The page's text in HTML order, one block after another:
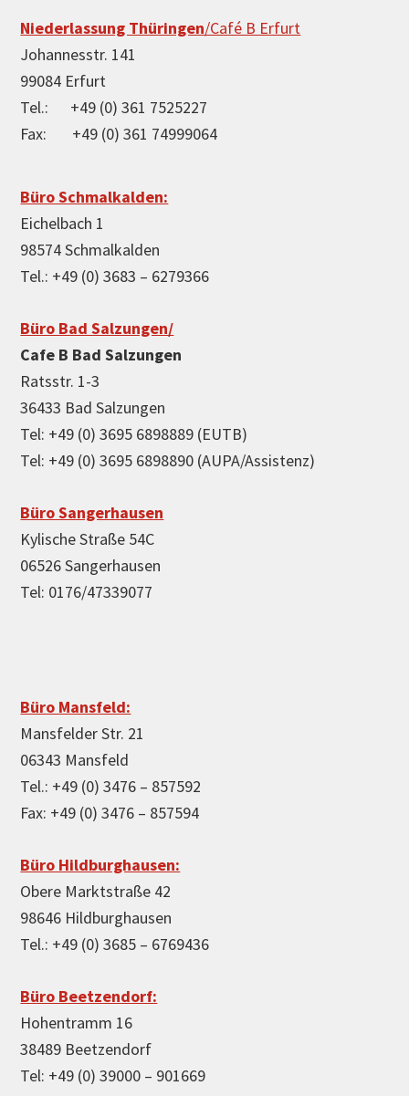
Niederlassung Thüringen/Café B Erfurt
Johannesstr. 141
99084 Erfurt
Tel.: +49 (0) 361 7525227
Fax: +49 (0) 361 74999064
Büro Schmalkalden:
Eichelbach 1
98574 Schmalkalden
Tel.: +49 (0) 3683 – 6279366
Büro Bad Salzungen/
Cafe B Bad Salzungen
Ratsstr. 1-3
36433 Bad Salzungen
Tel: +49 (0) 3695 6898889 (EUTB)
Tel: +49 (0) 3695 6898890 (AUPA/Assistenz)
Büro Sangerhausen
Kylische Straße 54C
06526 Sangerhausen
Tel: 0176/47339077
Büro Mansfeld:
Mansfelder Str. 21
06343 Mansfeld
Tel.: +49 (0) 3476 – 857592
Fax: +49 (0) 3476 – 857594
Büro Hildburghausen:
Obere Marktstraße 42
98646 Hildburghausen
Tel.: +49 (0) 3685 – 6769436
Büro Beetzendorf:
Hohentramm 16
38489 Beetzendorf
Tel: +49 (0) 39000 – 901669